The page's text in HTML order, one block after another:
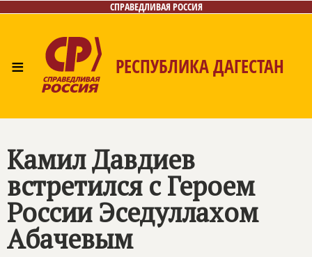
СПРАВЕДЛИВАЯ РОССИЯ
≡ РЕСПУБЛИКА ДАГЕСТАН
Камил Давдиев
встретился с Героем
России Эседуллахом
Абачевым